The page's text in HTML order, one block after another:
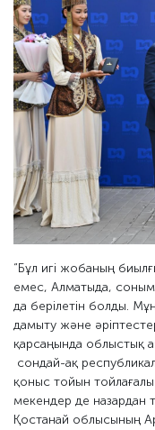
“Бұл игі жобаның
емес, Алматыда,
да берілетін болды.
дамыту және
қарсаңында облыстық
сондай-ақ
қоныс тойын тойлағалы
мекендер де назардан
Қостанай облысының